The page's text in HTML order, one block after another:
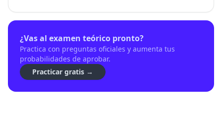
¿Vas al examen teórico pronto?
Practica con preguntas oficiales y aumenta tus
probabilidades de aprobar.
Practicar gratis →